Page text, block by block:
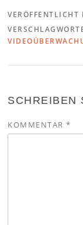
VERÖFFENTLICHT
SCHREIBEN
KOMMENTAR*